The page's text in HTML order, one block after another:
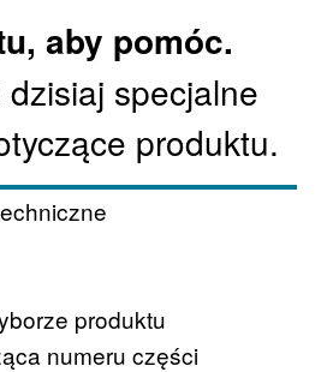
aby pomóc.
specjalne
produktu.
produktu
numeru części